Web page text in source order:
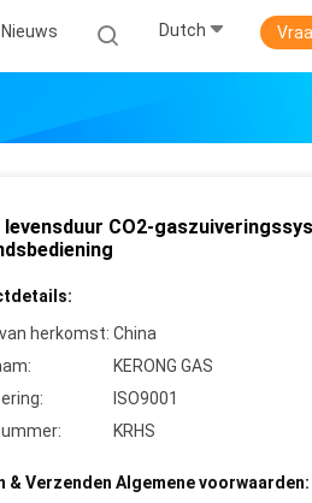
Nieuws Dutch
levensduur CO2-
herkomst: China
KERONG GAS
ISO9001
KRHS
& Verzenden Algemene voorwaarden: